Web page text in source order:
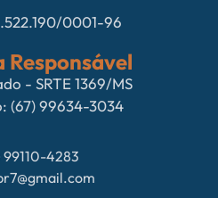
0001-96
- SRTE 1369/MS
(67) 99634-3034
99110-4283